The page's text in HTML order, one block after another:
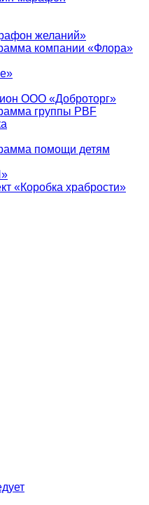
желаний»
компании «Флора»
ООО «Доброторг»
группы PBF
помощи детям
«Коробка храбрости»